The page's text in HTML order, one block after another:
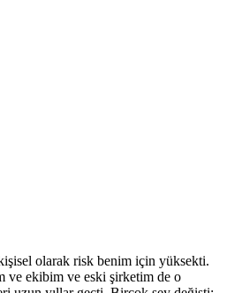
olarak risk benim için yüksekti.
ve ekibim ve eski şirketim de o